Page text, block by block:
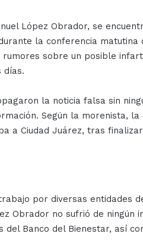
López Obrador, se
la conferencia
sobre un posible
días.
la noticia falsa sin
Según la morenista,
a Ciudad Juárez, tras
por diversas entidades
Obrador no sufrió de ningún
del Banco del Bienestar, así